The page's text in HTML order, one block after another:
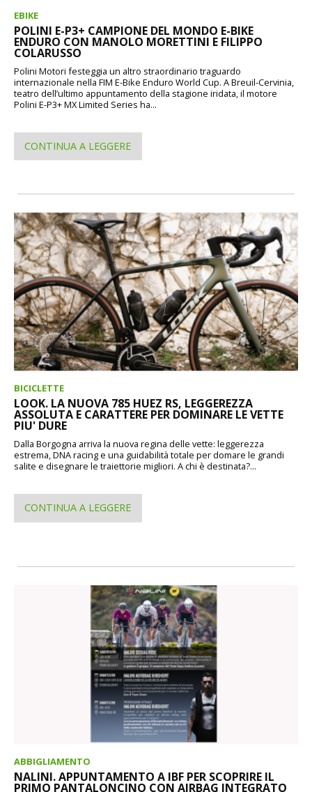
EBIKE
POLINI E-P3+ CAMPIONE DEL MONDO E-BIKE
ENDURO CON MANOLO MORETTINI E FILIPPO
COLARUSSO
Polini Motori festeggia un altro straordinario traguardo
internazionale nella FIM E-Bike Enduro World Cup. A Breuil-Cervinia,
teatro dell’ultimo appuntamento della stagione iridata, il motore
Polini E-P3+ MX Limited Series ha...
CONTINUA A LEGGERE
BICICLETTE
LOOK. LA NUOVA 785 HUEZ RS, LEGGEREZZA
ASSOLUTA E CARATTERE PER DOMINARE LE VETTE
PIU' DURE
Dalla Borgogna arriva la nuova regina delle vette: leggerezza
estrema, DNA racing e una guidabilità totale per domare le grandi
salite e disegnare le traiettorie migliori. A chi è destinata?...
CONTINUA A LEGGERE
ABBIGLIAMENTO
NALINI. APPUNTAMENTO A IBF PER SCOPRIRE IL
PRIMO PANTALONCINO CON AIRBAG INTEGRATO